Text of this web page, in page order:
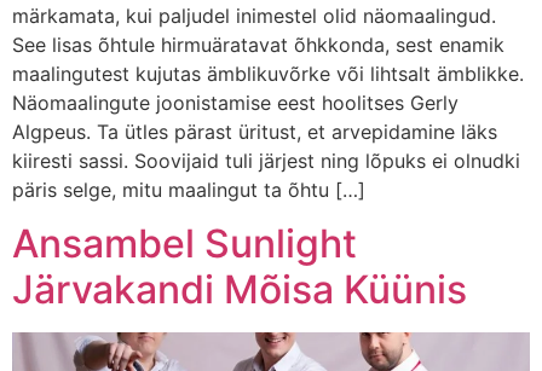
märkamata, kui paljudel inimestel olid näomaalingud.
See lisas õhtule hirmuäratavat õhkkonda, sest enamik
maalingutest kujutas ämblikuvõrke või lihtsalt ämblikke.
Näomaalingute joonistamise eest hoolitses Gerly
Algpeus. Ta ütles pärast üritust, et arvepidamine läks
kiiresti sassi. Soovijaid tuli järjest ning lõpuks ei olnudki
päris selge, mitu maalingut ta õhtu […]
Ansambel Sunlight
Järvakandi Mõisa Küünis